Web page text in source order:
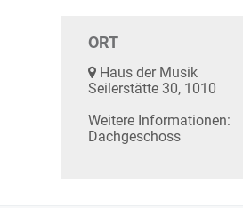
ORT
Haus der Musik
Seilerstätte 30, 1010
Weitere Informationen:
Dachgeschoss